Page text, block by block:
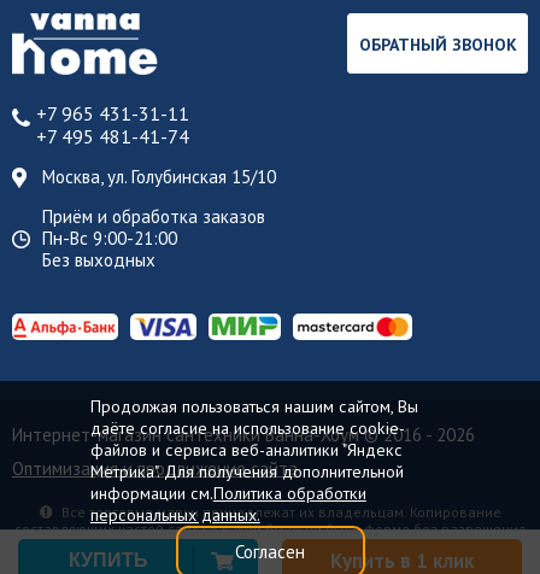
Купить в 1 клик
+7 965 431-31-11
+7 495 481-41-74
Москва, ул. Голубинская 15/10
Приём и обработка заказов
Пн-Вс 9:00-21:00
Без выходных
ОБРАТНЫЙ ЗВОНОК
Интернет-магазин сантехники Ванна-Хоум© 2016 - 2026
Оптимизация и продвижение сайта
Все торговые марки принадлежат их владельцам. Копирование
составляющих частей сайта в какой бы то ни было форме без разрешения
владельца авторских прав запрещено.
Продолжая пользоваться нашим сайтом, Вы
даёте согласие на использование cookie-
файлов и сервиса веб-аналитики "Яндекс
Метрика". Для получения дополнительной
информации см.Политика обработки
персональных данных.
Согласен